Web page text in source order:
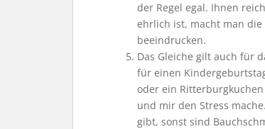
der Regel egal. Ihnen
ehrlich ist, macht man
beeindrucken.
Das Gleiche gilt auch für
für einen
oder ein
und mir den Stress
gibt, sonst sind